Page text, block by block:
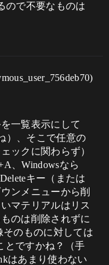
ので不要なものは
一覧表示にして
）、そこで任意の
ックに関わらず）
、Windowsなら
キー（または
ンメニューから削
マテリアルはリス
のは削除されずに
のものに対しては
とですかね？（手
はあまり使わない